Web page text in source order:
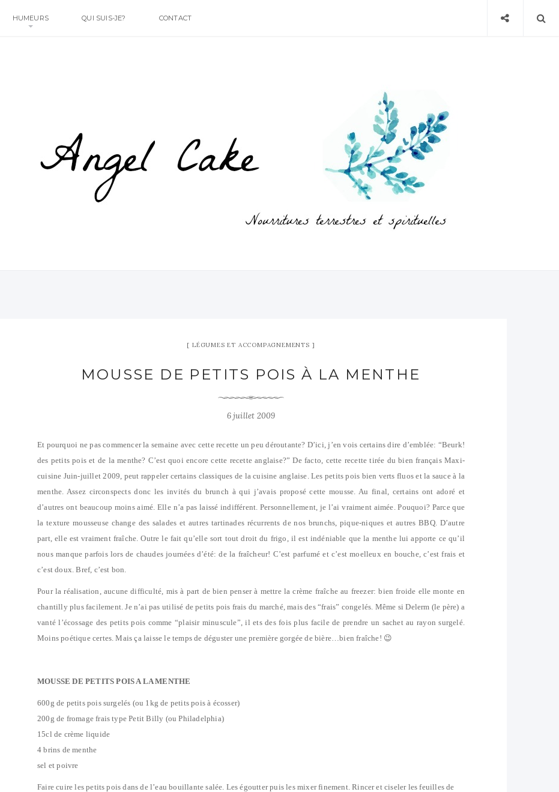
HUMEURS QUI SUIS-JE? CONTACT
LÉGUMES ET ACCOMPAGNEMENTS
MOUSSE DE PETITS POIS À LA MENTHE
6 juillet 2009
Et pourquoi ne pas commencer la semaine avec cette recette un peu déroutante? D’ici, j’en vois certains dire d’emblée: “Beurk!
des petits pois et de la menthe? C’est quoi encore cette recette anglaise?” De facto, cette recette tirée du bien français Maxi-
cuisine Juin-juillet 2009, peut rappeler certains classiques de la cuisine anglaise. Les petits pois bien verts fluos et la sauce à la
menthe. Assez circonspects donc les invités du brunch à qui j’avais proposé cette mousse. Au final, certains ont adoré et
d’autres ont beaucoup moins aimé. Elle n’a pas laissé indifférent. Personnellement, je l’ai vraiment aimée. Pouquoi? Parce que
la texture mousseuse change des salades et autres tartinades récurrents de nos brunchs, pique-niques et autres BBQ. D’autre
part, elle est vraiment fraîche. Outre le fait qu’elle sort tout droit du frigo, il est indéniable que la menthe lui apporte ce qu’il
nous manque parfois lors de chaudes journées d’été: de la fraîcheur! C’est parfumé et c’est moelleux en bouche, c’est frais et
c’est doux. Bref, c’est bon.
Pour la réalisation, aucune difficulté, mis à part de bien penser à mettre la crème fraîche au freezer: bien froide elle monte en
chantilly plus facilement. Je n’ai pas utilisé de petits pois frais du marché, mais des “frais” congelés. Même si Delerm (le père) a
vanté l’écossage des petits pois comme “plaisir minuscule”, il ets des fois plus facile de prendre un sachet au rayon surgelé.
Moins poétique certes. Mais ça laisse le temps de déguster une première gorgée de bière…bien fraîche! 😉
MOUSSE DE PETITS POIS A LA MENTHE
600g de petits pois surgelés (ou 1kg de petits pois à écosser)
200g de fromage frais type Petit Billy (ou Philadelphia)
15cl de crème liquide
4 brins de menthe
sel et poivre
Faire cuire les petits pois dans de l’eau bouillante salée. Les égoutter puis les mixer finement. Rincer et ciseler les feuilles de